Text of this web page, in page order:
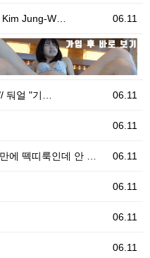
06.11
Jung-W…
06.11
06.11
둬얼 "기…
06.11
06.11
에 떽띠룩인데 안 …
06.11
06.11
06.11